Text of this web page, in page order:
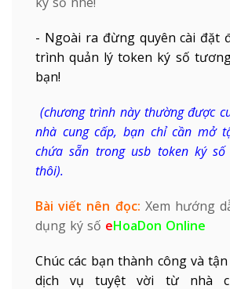
- Ngoài ra đừng quyên cài đặt
trình quản lý token ký số
bạn!
(chương trình này thường được
nhà cung cấp, bạn chỉ cần mở
chứa sẵn trong usb token ký
thôi).
Bài viết nên đọc: Xem hướng
dụng ký số eHoaDon Online
Chúc các bạn thành công và
dịch vụ tuyệt vời từ nhà